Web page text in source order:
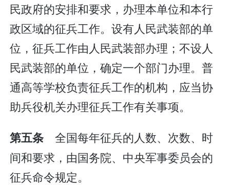
民政府的安排和要求，办理本单位和本行
政区域的征兵工作。设有人民武装部的单
位，征兵工作由人民武装部办理；不设人
民武装部的单位，确定一个部门办理。普
通高等学校负责征兵工作的机构，应当协
助兵役机关办理征兵工作有关事项。
第五条 全国每年征兵的人数、次数、时
间和要求，由国务院、中央军事委员会的
征兵命令规定。